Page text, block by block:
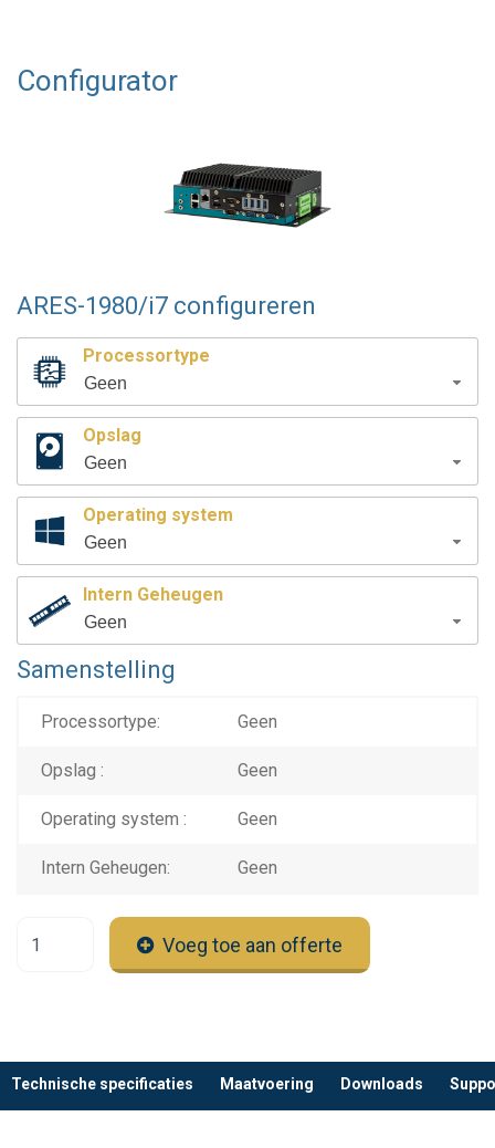
Configurator
ARES-1980/i7 configureren
Processortype
Geen
Opslag
Geen
Operating system
Geen
Intern Geheugen
Geen
Samenstelling
Processortype: Geen
Opslag : Geen
Operating system : Geen
Intern Geheugen: Geen
Voeg toe aan offerte
Technische specificaties Maatvoering Downloads